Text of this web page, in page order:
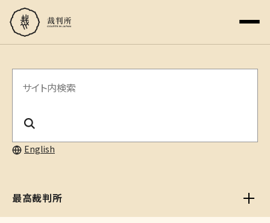
English
サ
内
索
最高裁判所